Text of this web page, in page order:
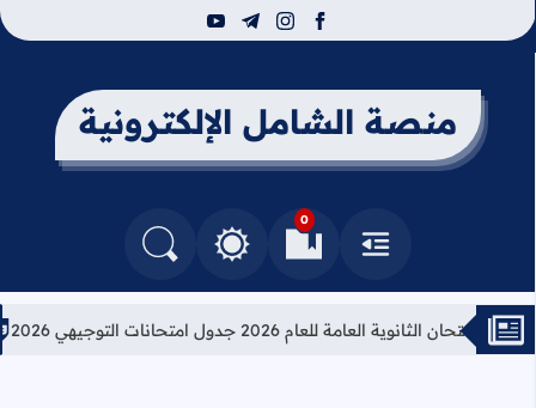
facebook
instagram
telegram
youtube
منصة الشامل الإلكترونية
القائمة
0
العلامات المرجعيةالتغيير بين الوضع النهاري والداكن
البحث في المدونة
الثانوية العامة للعام 2026 جدول امتحانات التوجيهي 2026